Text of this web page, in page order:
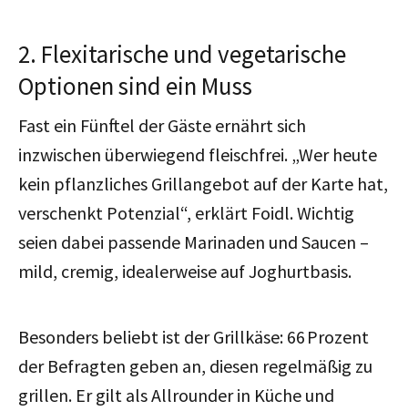
2. Flexitarische und vegetarische
Optionen sind ein Muss
Fast ein Fünftel der Gäste ernährt sich
inzwischen überwiegend fleischfrei. „Wer heute
kein pflanzliches Grillangebot auf der Karte hat,
verschenkt Potenzial“, erklärt Foidl. Wichtig
seien dabei passende Marinaden und Saucen –
mild, cremig, idealerweise auf Joghurtbasis.
Besonders beliebt ist der Grillkäse: 66 Prozent
der Befragten geben an, diesen regelmäßig zu
grillen. Er gilt als Allrounder in Küche und